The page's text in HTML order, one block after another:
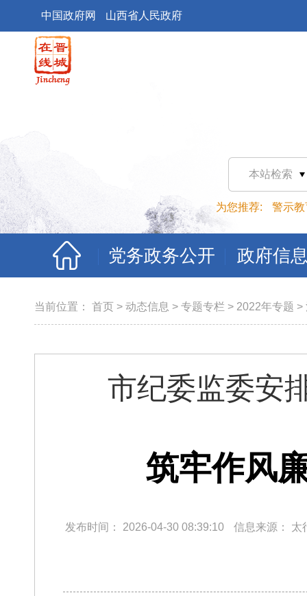
中国政府网 山西省人民政府
本站检索
为您推荐: 警示教
党务政务公开 政府信
当前位置： 首页 > 动态信息 > 专题专栏 > 2022年专题 >
市纪委监委安
筑牢作风
发布时间： 2026-04-30 08:39:10 信息来源： 太